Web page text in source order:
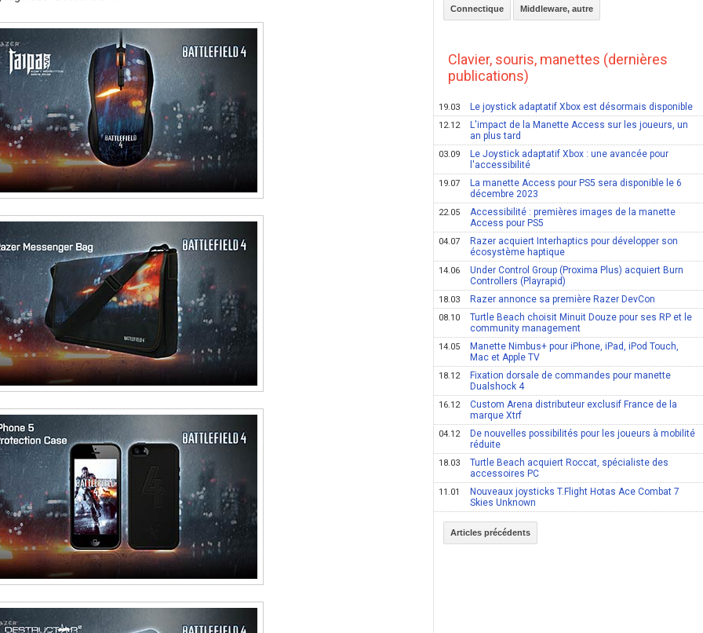
Connectique Middleware, autre
Clavier, souris, manettes (dernières
publications)
19.03 Le joystick adaptatif Xbox est désormais disponible
12.12
L'impact de la Manette Access sur les joueurs, un
an plus tard
03.09
Le Joystick adaptatif Xbox : une avancée pour
l'accessibilité
19.07
La manette Access pour PS5 sera disponible le 6
décembre 2023
22.05
Accessibilité : premières images de la manette
Access pour PS5
04.07
Razer acquiert Interhaptics pour développer son
écosystème haptique
14.06
Under Control Group (Proxima Plus) acquiert Burn
Controllers (Playrapid)
18.03 Razer annonce sa première Razer DevCon
08.10
Turtle Beach choisit Minuit Douze pour ses RP et le
community management
14.05
Manette Nimbus+ pour iPhone, iPad, iPod Touch,
Mac et Apple TV
18.12
Fixation dorsale de commandes pour manette
Dualshock 4
16.12
Custom Arena distributeur exclusif France de la
marque Xtrf
04.12
De nouvelles possibilités pour les joueurs à mobilité
réduite
18.03
Turtle Beach acquiert Roccat, spécialiste des
accessoires PC
11.01
Nouveaux joysticks T.Flight Hotas Ace Combat 7
Skies Unknown
Articles précédents